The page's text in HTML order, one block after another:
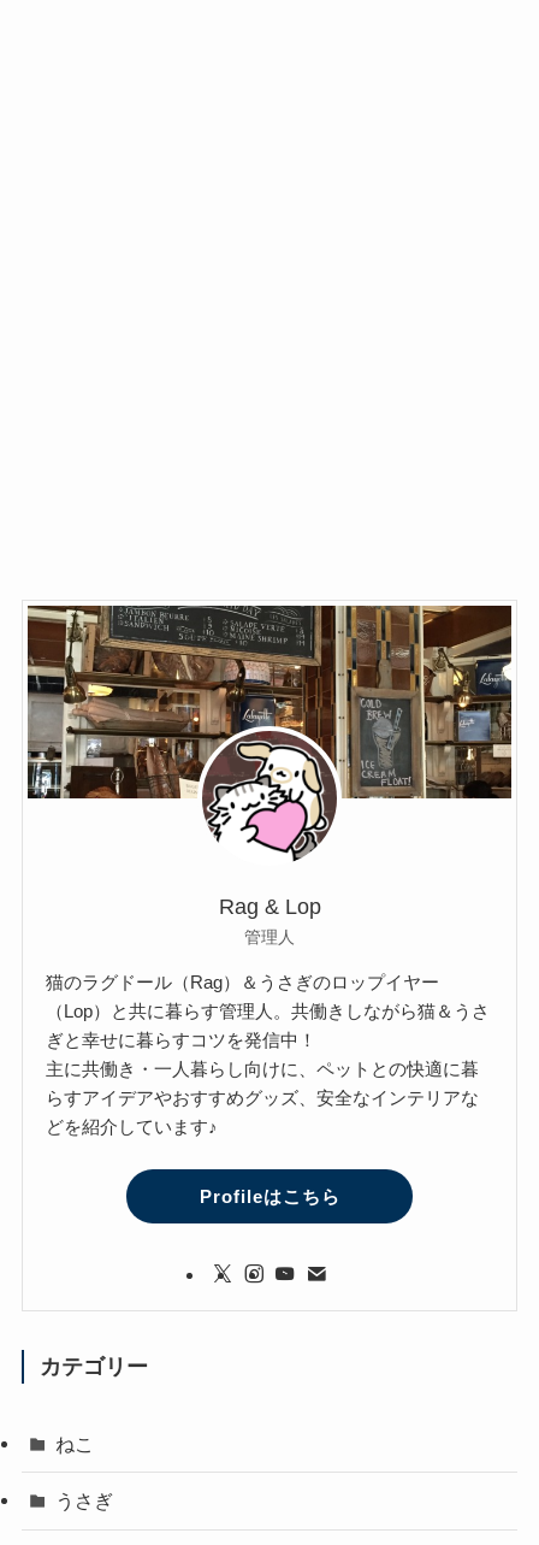
Rag & Lop
管理人
猫のラグドール（Rag）＆うさぎのロップイヤー
（Lop）と共に暮らす管理人。共働きしながら猫＆うさ
ぎと幸せに暮らすコツを発信中！
主に共働き・一人暮らし向けに、ペットとの快適に暮
らすアイデアやおすすめグッズ、安全なインテリアな
どを紹介しています♪
Profileはこちら
カテゴリー
ねこ
うさぎ